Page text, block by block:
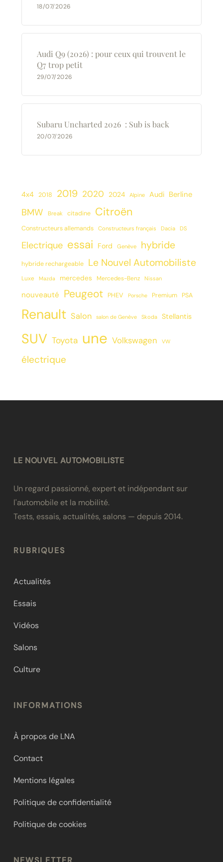
18/07/2026
Audi Q9 (2026) : pour ceux qui trouvent le
Q7 trop petit
29/07/2026
Subaru Uncharted 2026 : Sub is back
20/07/2026
4x4 2018 2019 2020 2024 Alpine Audi Berline
BMW Break citadine Citroën
Constructeurs allemands Constructeurs français Dacia DS
Electrique essai Ford Genève hybride
hybride rechargeable Le Nouvel Automobiliste
Luxe Mazda mercedes Mercedes-Benz Nissan
nouveauté Peugeot PHEV Porsche Premium PSA
Renault Salon salon de Genève Skoda Stellantis
SUV Toyota une Volkswagen VW
électrique
LE NOUVEL AUTOMOBILISTE
Un regard passionné, expert et indépendant sur
l'automobile et la mobilité.
Tests, essais, actualités, salons — depuis 2014.
RUBRIQUES
Actualités
Essais
Vidéos
Salons
Culture
INFORMATIONS
À propos de LNA
Contact
Mentions légales
Politique de confidentialité
Politique de cookies